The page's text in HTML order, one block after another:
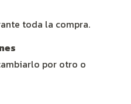
toda la compra.
por otro o